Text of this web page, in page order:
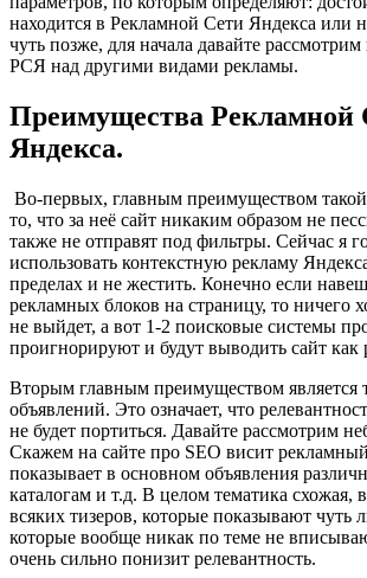
находится в Рекламной Сети Яндекса или
чуть позже, для начала давайте
РСЯ над другими видами рекламы.
Преимущества Рекламной
Яндекса.
Во-первых, главным преимуществом такой
то, что за неё сайт никаким образом не
также не отправят под фильтры. Сейчас я
использовать контекстную рекламу
пределах и не жестить. Конечно если
рекламных блоков на страницу, то ничего
не выйдет, а вот 1-2 поисковые системы
проигнорируют и будут выводить сайт как
Вторым главным преимуществом является
объявлений. Это означает, что
не будет портиться. Давайте рассмотрим
Скажем на сайте про SEO висит
показывает в основном объявления
каталогам и т.д. В целом тематика схожая,
всяких тизеров, которые показывают чуть
которые вообще никак по теме не
очень сильно понизит релевантность.